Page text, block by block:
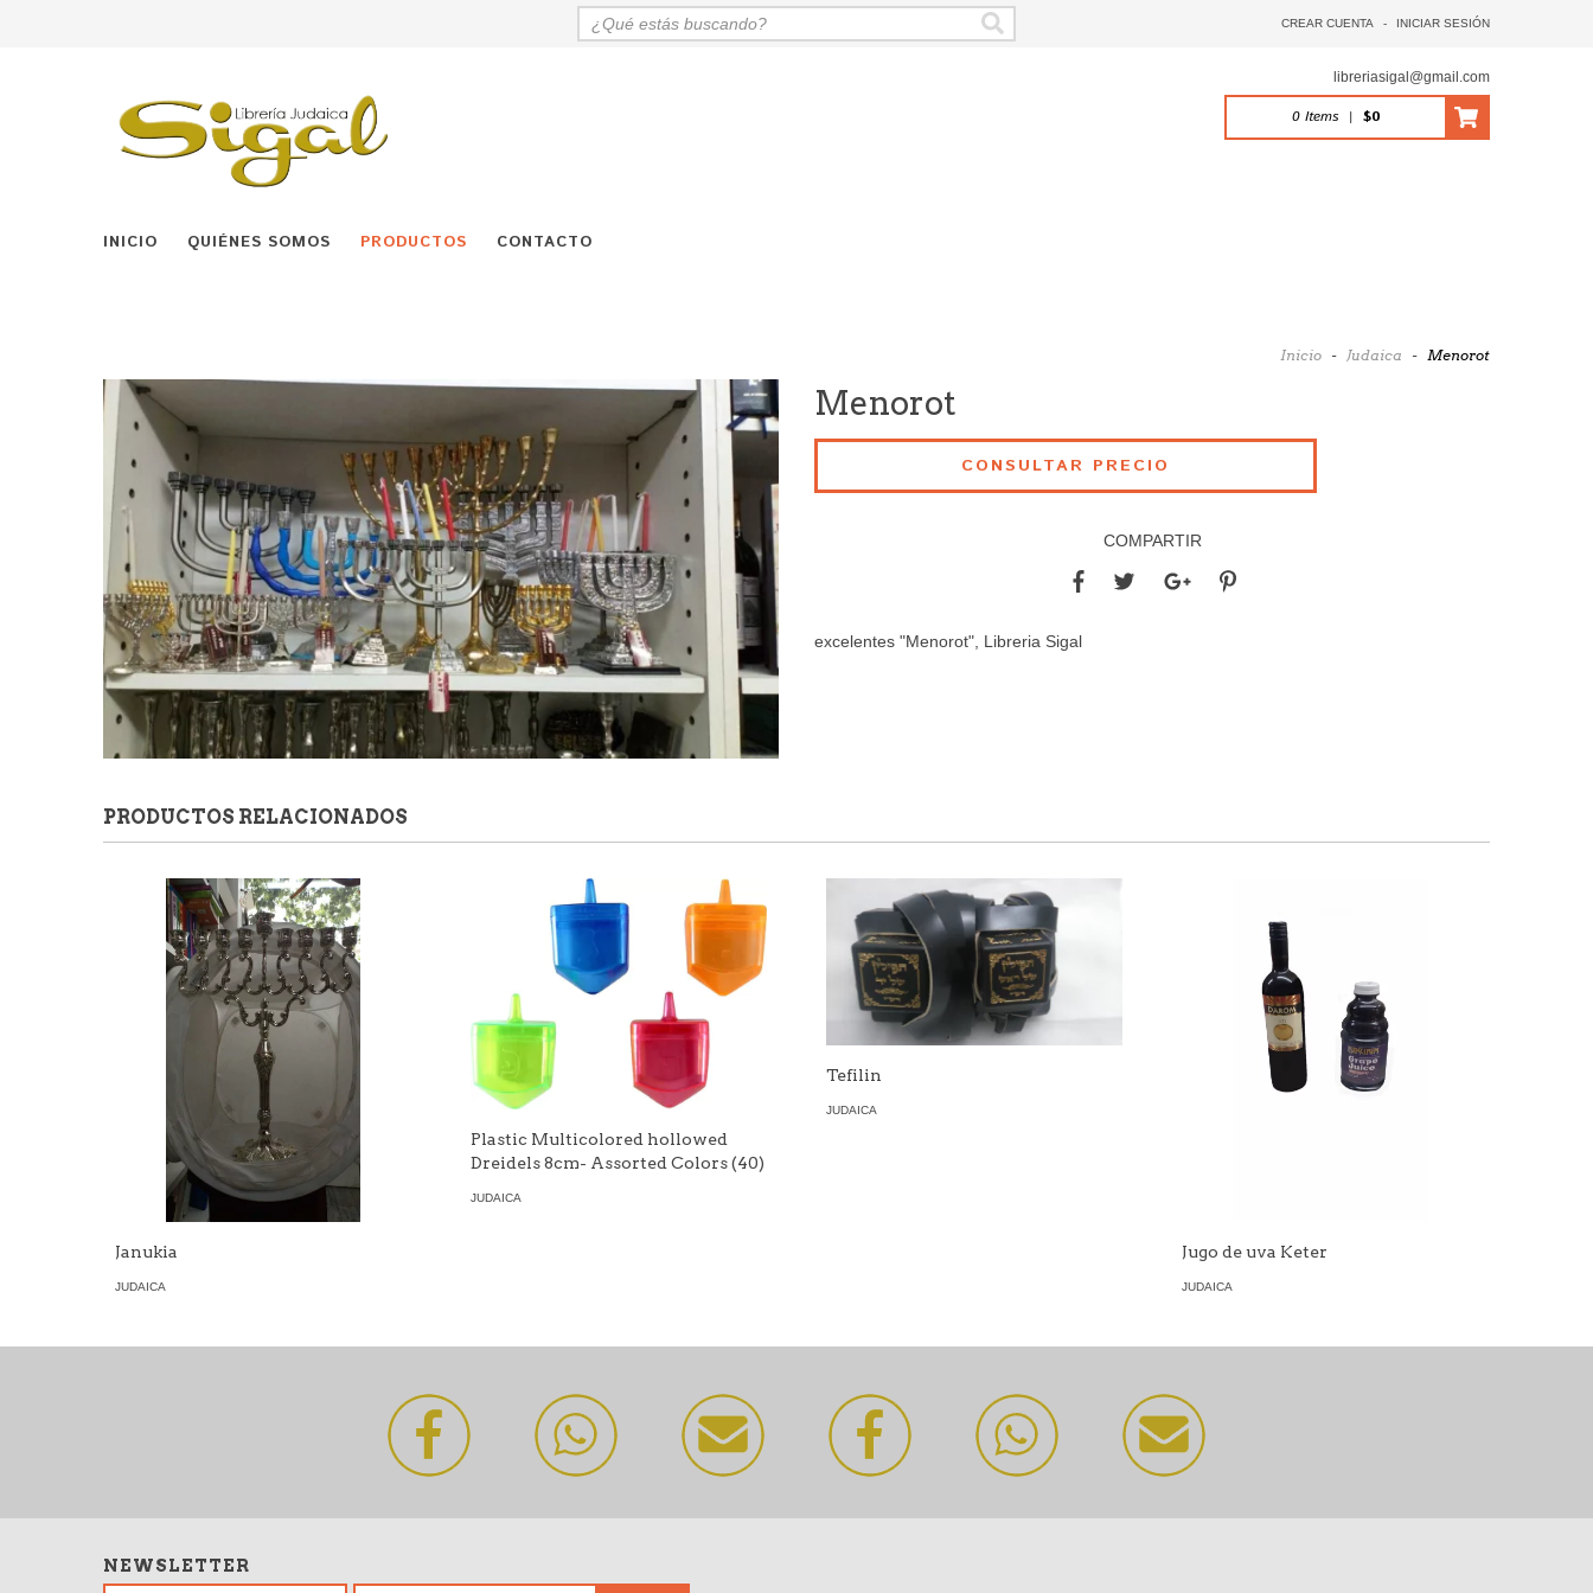
CREAR CUENTA - INICIAR SESIÓN
libreriasigal@gmail.com
0 Items | $0
INICIO QUIÉNES SOMOS PRODUCTOS CONTACTO
Inicio - Judaica - Menorot
Menorot
COMPARTIR
excelentes "Menorot", Libreria Sigal
PRODUCTOS RELACIONADOS
Janukia
JUDAICA
Plastic Multicolored hollowed
Dreidels 8cm- Assorted Colors (40)
JUDAICA
Tefilin
JUDAICA
Jugo de uva Keter
JUDAICA
NEWSLETTER